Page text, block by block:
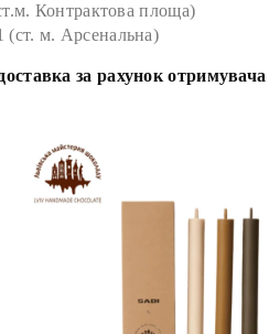
Контрактова площа)
(ст. м. Арсенальна)
за рахунок отримувача